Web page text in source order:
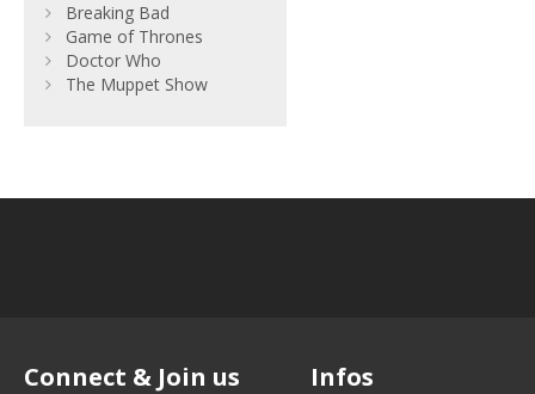
Breaking Bad
Game of Thrones
Doctor Who
The Muppet Show
Connect & Join us Infos